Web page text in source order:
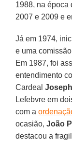
1988, na época
2007 e 2009 e
Já em 1974,
e uma
Em 1987, foi
entendimento
Cardeal
Lefebvre em
com a
ocasião,João
destacou a